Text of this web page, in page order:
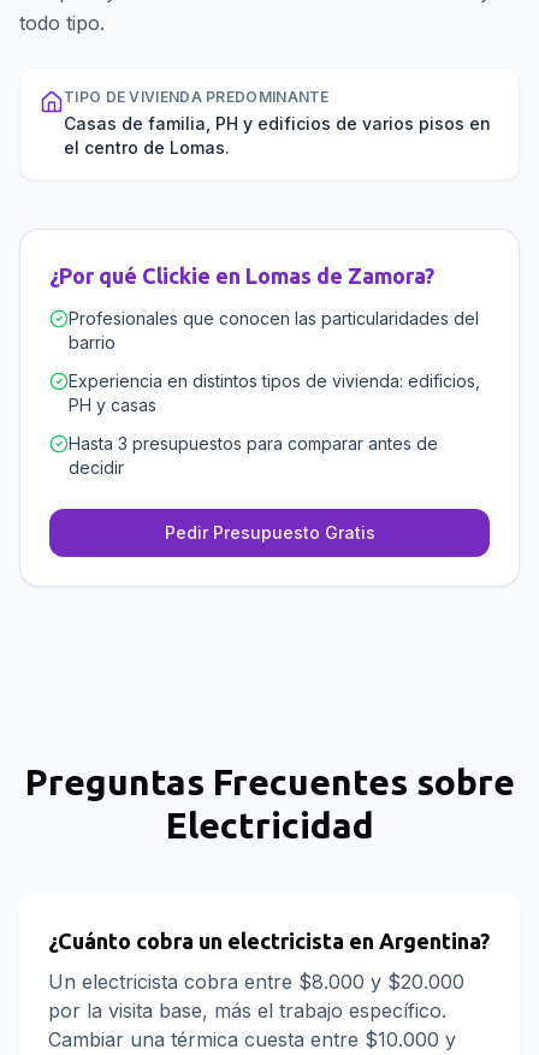
todo tipo.
TIPO DE VIVIENDA PREDOMINANTE
Casas de familia, PH y edificios de varios pisos en
el centro de Lomas.
¿Por qué Clickie en Lomas de Zamora?
Profesionales que conocen las particularidades del
barrio
Experiencia en distintos tipos de vivienda: edificios,
PH y casas
Hasta 3 presupuestos para comparar antes de
decidir
Pedir Presupuesto Gratis
Preguntas Frecuentes sobre
Electricidad
¿Cuánto cobra un electricista en Argentina?
Un electricista cobra entre $8.000 y $20.000
por la visita base, más el trabajo específico.
Cambiar una térmica cuesta entre $10.000 y